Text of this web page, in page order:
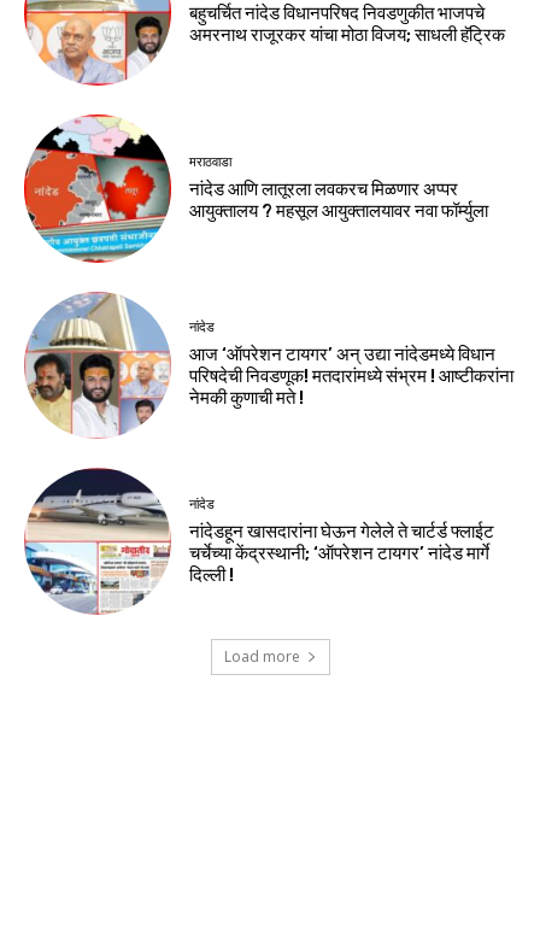
बहुचर्चित नांदेड विधानपरिषद निवडणुकीत भाजपचे
अमरनाथ राजूरकर यांचा मोठा विजय; साधली हॅट्रिक
मराठवाडा
नांदेड आणि लातूरला लवकरच मिळणार अप्पर
आयुक्तालय ? महसूल आयुक्तालयावर नवा फॉर्म्युला
नांदेड
आज ‘ऑपरेशन टायगर’ अन् उद्या नांदेडमध्ये विधान
परिषदेची निवडणूक! मतदारांमध्ये संभ्रम ! आष्टीकरांना
नेमकी कुणाची मते !
नांदेड
नांदेडहून खासदारांना घेऊन गेलेले ते चार्टर्ड फ्लाईट
चर्चेच्या केंद्रस्थानी; ‘ऑपरेशन टायगर’ नांदेड मार्गे
दिल्ली !
Load more